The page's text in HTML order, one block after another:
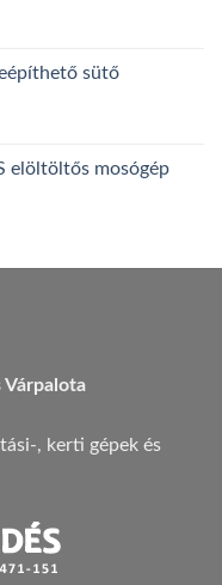
sütő
Ft.
elöltöltős mosógép
Várpalota
, kerti gépek és